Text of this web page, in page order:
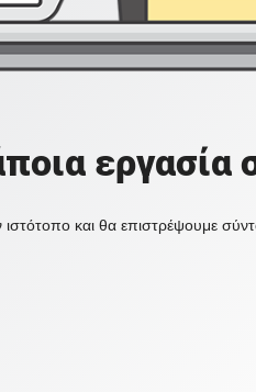
εργασία
και θα επιστρέψουμε